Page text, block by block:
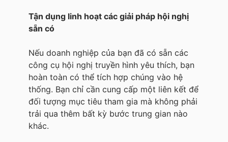
Tận dụng linh hoạt các giải pháp hội nghị
sẵn có
Nếu doanh nghiệp của bạn đã có sẵn các
công cụ hội nghị truyền hình yêu thích, bạn
hoàn toàn có thể tích hợp chúng vào hệ
thống. Bạn chỉ cần cung cấp một liên kết để
đối tượng mục tiêu tham gia mà không phải
trải qua thêm bất kỳ bước trung gian nào
khác.